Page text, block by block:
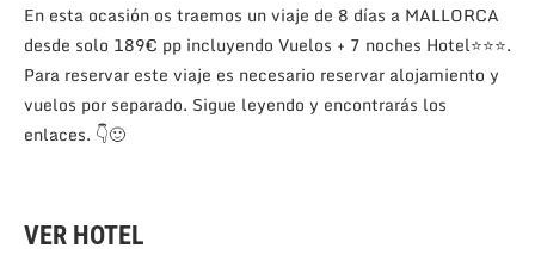
En esta ocasión os traemos un viaje de 8 días a MALLORCA
desde solo 189€ pp incluyendo Vuelos + 7 noches Hotel⭐⭐⭐.
Para reservar este viaje es necesario reservar alojamiento y
vuelos por separado. Sigue leyendo y encontrarás los
enlaces. 👇🙂
VER HOTEL